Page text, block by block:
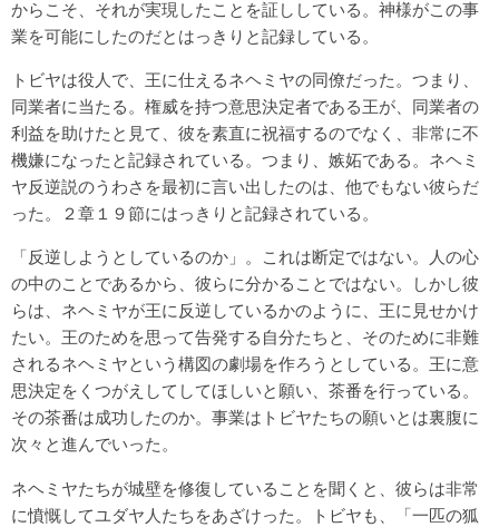
からこそ、それが実現したことを証ししている。神様がこの事
業を可能にしたのだとはっきりと記録している。
トビヤは役人で、王に仕えるネヘミヤの同僚だった。つまり、
同業者に当たる。権威を持つ意思決定者である王が、同業者の
利益を助けたと見て、彼を素直に祝福するのでなく、非常に不
機嫌になったと記録されている。つまり、嫉妬である。ネヘミ
ヤ反逆説のうわさを最初に言い出したのは、他でもない彼らだ
った。２章１９節にはっきりと記録されている。
「反逆しようとしているのか」。これは断定ではない。人の心
の中のことであるから、彼らに分かることではない。しかし彼
らは、ネヘミヤが王に反逆しているかのように、王に見せかけ
たい。王のためを思って告発する自分たちと、そのために非難
されるネヘミヤという構図の劇場を作ろうとしている。王に意
思決定をくつがえしてしてほしいと願い、茶番を行っている。
その茶番は成功したのか。事業はトビヤたちの願いとは裏腹に
次々と進んでいった。
ネヘミヤたちが城壁を修復していることを聞くと、彼らは非常
に憤慨してユダヤ人たちをあざけった。トビヤも、「一匹の狐